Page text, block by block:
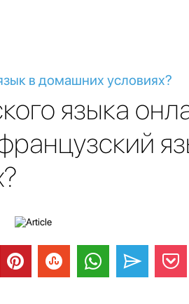
в домашних условиях?
языка